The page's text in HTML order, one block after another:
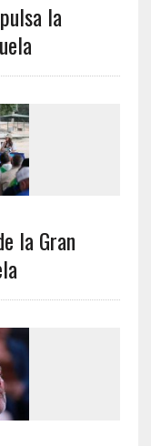
la
la Gran